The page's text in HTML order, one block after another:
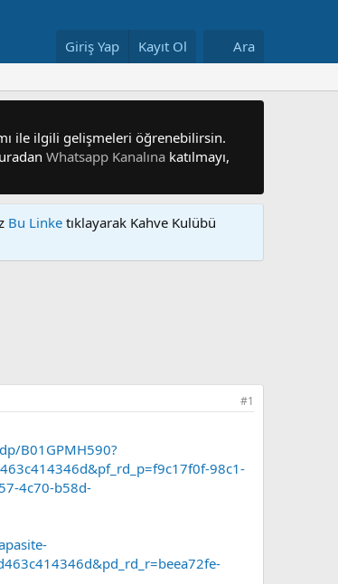
Giriş Yap Kayıt Ol Ara
ile ilgili gelişmeleri öğrenebilirsin.
Whatsapp Kanalına katılmayı,
Bu Linke tıklayarak Kahve Kulübü
#1
B01GPMH590?
98c1-
4c70-b58d-